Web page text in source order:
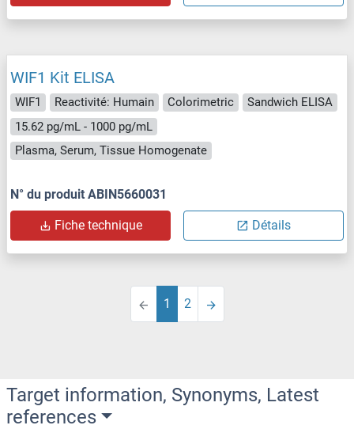
WIF1 Kit ELISA
WIF1 Reactivité: Humain Colorimetric
Sandwich ELISA
15.62 pg/mL - 1000 pg/mL
Plasma, Serum, Tissue Homogenate
N° du produit ABIN5660031
Fiche technique Détails
1 2
Target information, Synonyms, Latest
references